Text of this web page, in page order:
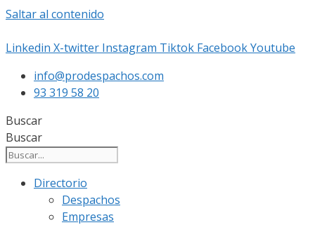
Saltar al contenido
Linkedin X-twitter Instagram Tiktok FacebookYoutube
info@prodespachos.com
93 319 58 20
Buscar
Buscar
Directorio
Despachos
Empresas